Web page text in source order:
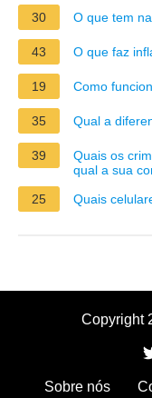
30 O que tem
43 O que faz
19 Como
35 Qual a
39
Quais os
qual a sua
25
Quais
Copyright
Sobre nós